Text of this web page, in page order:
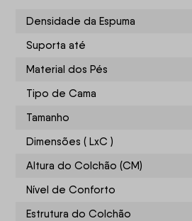
Densidade da Espuma
Suporta até
Material dos Pés
Tipo de Cama
Tamanho
Dimensões ( LxC )
Altura do Colchão (CM)
Nível de Conforto
Estrutura do Colchão